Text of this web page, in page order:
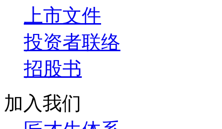
上市文件
投资者联络
招股书
加入我们